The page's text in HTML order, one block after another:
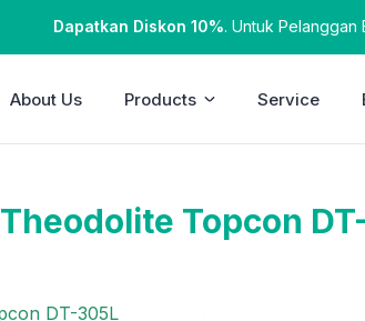
Dapatkan Diskon 10%. Untuk Pelanggan
About Us Products Service
Theodolite Topcon